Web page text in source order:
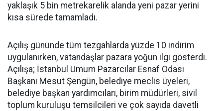
yaklaşık 5 bin metrekarelik alanda yeni pazar yerini
kısa sürede tamamladı.
Açılış gününde tüm tezgahlarda yüzde 10 indirim
uygulanırken, vatandaşlar pazara yoğun ilgi gösterdi.
Açılışa; İstanbul Umum Pazarcılar Esnaf Odası
Başkanı Mesut Şengün, belediye meclis üyeleri,
belediye başkan yardımcıları, birim müdürleri, sivil
toplum kuruluşu temsilcileri ve çok sayıda davetli